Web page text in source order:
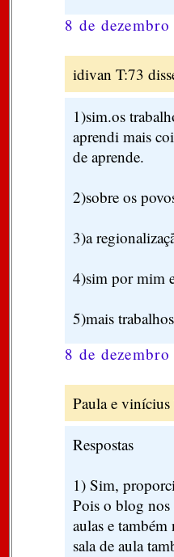
8 de
idivan T:73
1)sim.os
aprendi mais
de aprende.
2)sobre os
3)a
4)sim por mim
5)mais
8 de
Paula e vinícius
Respostas
1) Sim,
Pois o blog nos
aulas e
sala de aula